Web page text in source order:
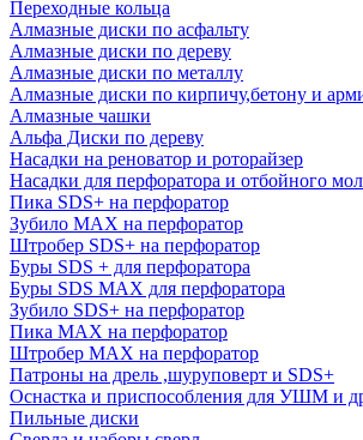
Переходные кольца
Алмазные диски по асфальту
Алмазные диски по дереву
Алмазные диски по металлу
Алмазные диски по кирпичу,бетону и
Алмазные чашки
Альфа Диски по дереву
Насадки на реноватор и роторайзер
Насадки для перфоратора и отбойного
Пика SDS+ на перфоратор
Зубило MAX на перфоратор
Штробер SDS+ на перфоратор
Буры SDS + для перфоратора
Буры SDS MAX для перфоратора
Зубило SDS+ на перфоратор
Пика MAX на перфоратор
Штробер MAX на перфоратор
Патроны на дрель ,шуруповерт и SDS+
Оснастка и приспособления для УШМ и
Пильные диски